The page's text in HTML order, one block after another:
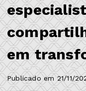
em
Publicado em 21/11/